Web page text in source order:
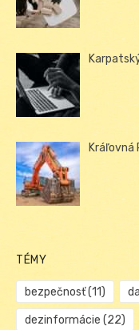
Kráľovná
TÉMY
bezpečnosť(11)
dezinformácie (22)